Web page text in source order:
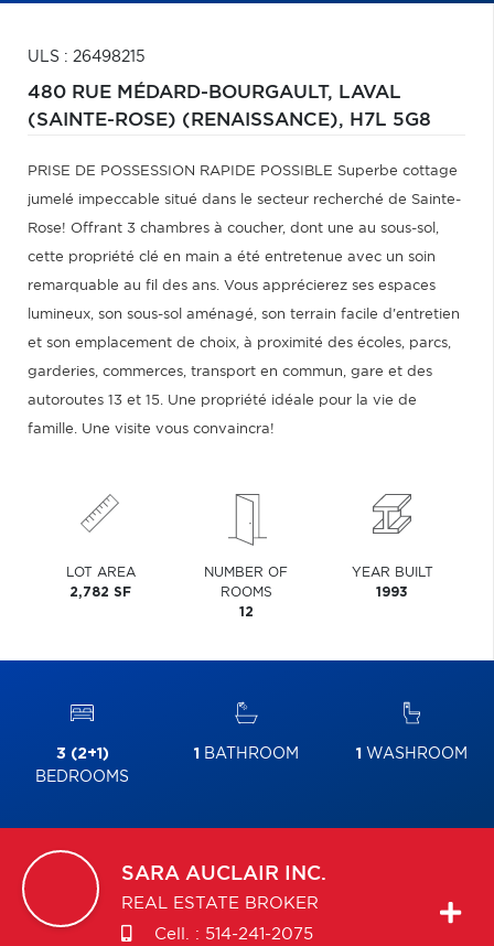
ULS : 26498215
480 RUE MÉDARD-BOURGAULT, LAVAL
(SAINTE-ROSE) (RENAISSANCE), H7L 5G8
PRISE DE POSSESSION RAPIDE POSSIBLE Superbe cottage
jumelé impeccable situé dans le secteur recherché de Sainte-
Rose! Offrant 3 chambres à coucher, dont une au sous-sol,
cette propriété clé en main a été entretenue avec un soin
remarquable au fil des ans. Vous apprécierez ses espaces
lumineux, son sous-sol aménagé, son terrain facile d'entretien
et son emplacement de choix, à proximité des écoles, parcs,
garderies, commerces, transport en commun, gare et des
autoroutes 13 et 15. Une propriété idéale pour la vie de
famille. Une visite vous convaincra!
LOT AREA
2,782 SF
NUMBER OF
ROOMS
12
YEAR BUILT
1993
3 (2+1)
BEDROOMS
1 BATHROOM 1 WASHROOM
SARA AUCLAIR INC.
REAL ESTATE BROKER
Cell. : 514-241-2075